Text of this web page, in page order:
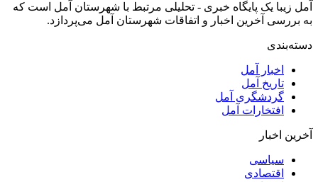
آمل زیبا یک پایگاه خبری - تحلیلی مرتبط با شهرستان آمل است که
به بررسی آخرین اخبار و اتفاقات شهرستان آمل می‌پردازد.
دسته‌بندی
اخبار آمل
تاریخ آمل
گردشگری آمل
افتخارات آمل
آخرین اخبار
سیاسی
اقتصادی